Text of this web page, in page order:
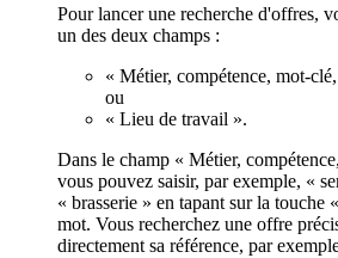
Pour lancer une recherche d'offres,
un des deux champs :
« Métier, compétence, mot-
ou
« Lieu de travail ».
Dans le champ « Métier,
vous pouvez saisir, par exemple, «
« brasserie » en tapant sur la touche
mot. Vous recherchez une offre
directement sa référence, par